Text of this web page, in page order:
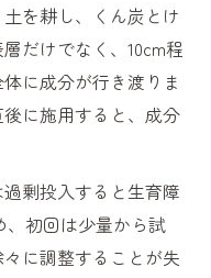
を耕し、くん炭とけ
だけでなく、10cm程
に成分が行き渡りま
に施用すると、成分
剰投入すると生育障
、初回は少量から試
に調整することが失